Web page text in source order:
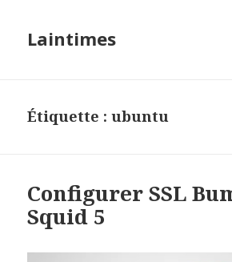
Laintimes
Étiquette :ubuntu
Configurer SSL
Squid 5